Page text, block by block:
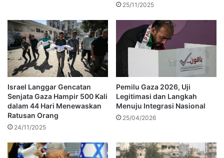
25/11/2025
Israel Langgar Gencatan
Senjata Gaza Hampir 500 Kali
dalam 44 Hari Menewaskan
Ratusan Orang
24/11/2025
Pemilu Gaza 2026, Uji
Legitimasi dan Langkah
Menuju Integrasi Nasional
25/04/2026